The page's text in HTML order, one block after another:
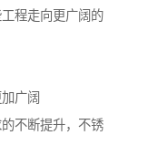
程走向更广阔的
广阔
不断提升，不锈